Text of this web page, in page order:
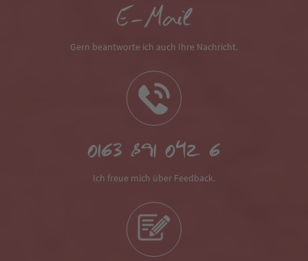
E-Mail
Gern beantworte ich auch Ihre Nachricht.
0163 891 042 6
Ich freue mich über Feedback.